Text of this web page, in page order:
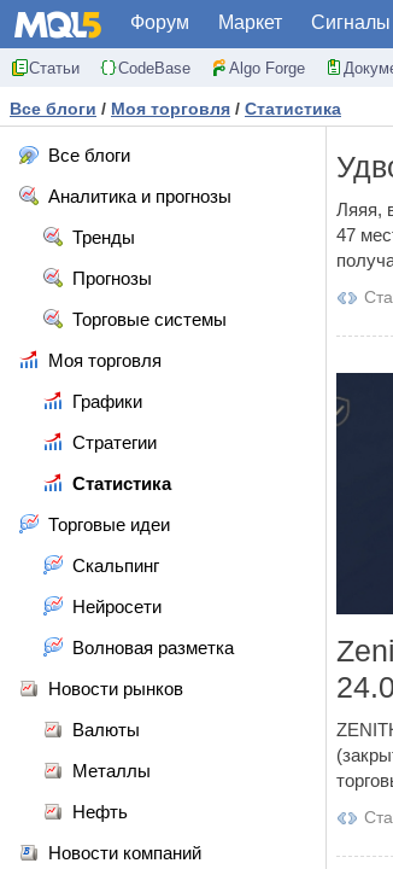
Форум Маркет Сигналы
Статьи CodeBase Algo Forge
Все блоги / Моя торговля / Статистика
Все блоги
Аналитика и прогнозы
Тренды
Прогнозы
Торговые системы
Моя торговля
Графики
Стратегии
Статистика
Торговые идеи
Скальпинг
Нейросети
Волновая разметка
Новости рынков
Валюты
Металлы
Нефть
Новости компаний
Ляяя,
47